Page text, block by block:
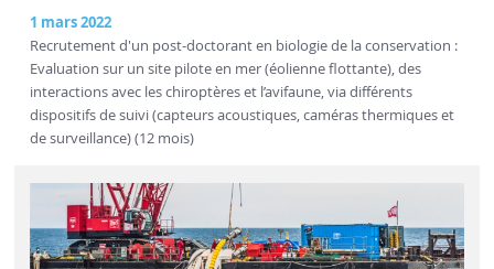
1 mars 2022
Recrutement d'un post-doctorant en biologie de la conservation :
Evaluation sur un site pilote en mer (éolienne flottante), des
interactions avec les chiroptères et l’avifaune, via différents
dispositifs de suivi (capteurs acoustiques, caméras thermiques et
de surveillance) (12 mois)